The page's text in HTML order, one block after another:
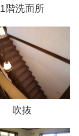
1階洗面所
吹抜